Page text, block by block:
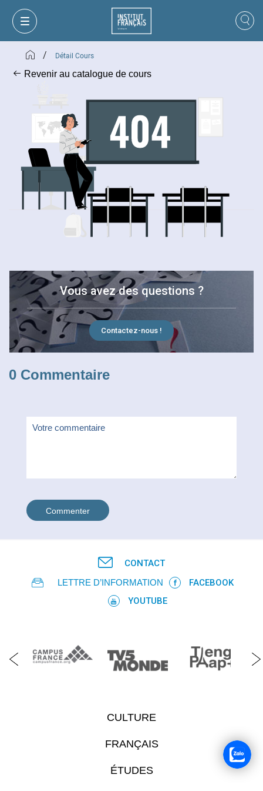
FR
/ Détail Cours
Revenir au catalogue de cours
Vous avez des questions ?
Contactez-nous !
0 Commentaire
CONTACT
LETTRE D’INFORMATION
FACEBOOK
YOUTUBE
CULTURE
FRANÇAIS
ÉTUDES